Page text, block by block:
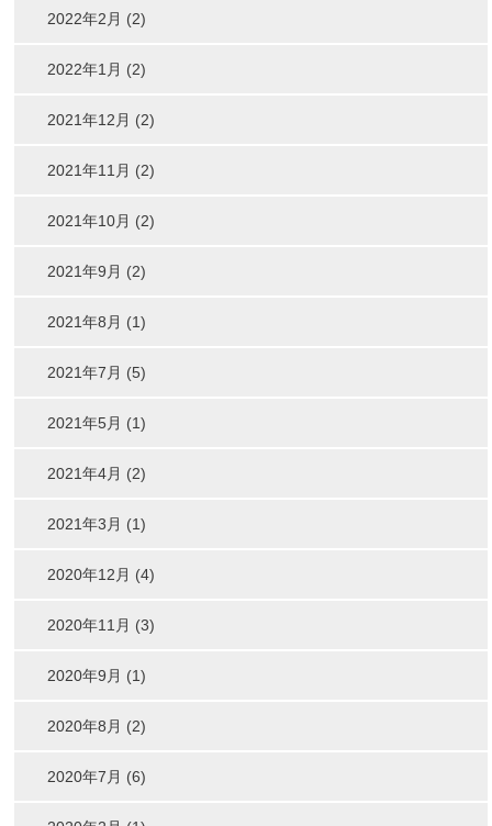
2022年2月 (2)
2022年1月 (2)
2021年12月 (2)
2021年11月 (2)
2021年10月 (2)
2021年9月 (2)
2021年8月 (1)
2021年7月 (5)
2021年5月 (1)
2021年4月 (2)
2021年3月 (1)
2020年12月 (4)
2020年11月 (3)
2020年9月 (1)
2020年8月 (2)
2020年7月 (6)